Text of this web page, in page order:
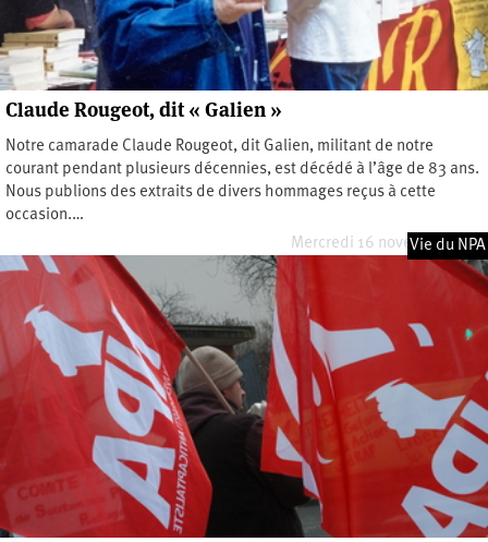
Claude Rougeot, dit « Galien »
Notre camarade Claude Rougeot, dit Galien, militant de notre
courant pendant plusieurs décennies, est décédé à l’âge de 83 ans.
Nous publions des extraits de divers hommages reçus à cette
occasion.…
Mercredi 16 novembre 2022
Vie du NPA